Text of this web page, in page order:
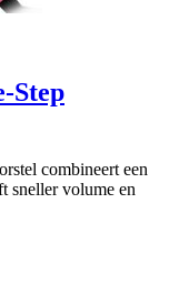
Step
combineert een
sneller volume en